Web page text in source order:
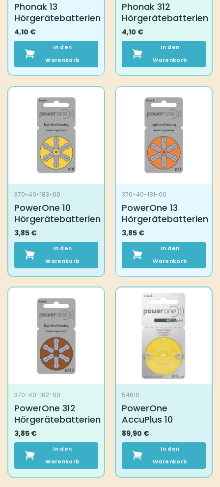
Phonak 13
Hörgerätebatterien
4,10 €
In den
Warenkorb
Phonak 312
Hörgerätebatterien
4,10 €
In den
Warenkorb
370-40-183-00
PowerOne 10
Hörgerätebatterien
3,85 €
In den
Warenkorb
370-40-181-00
PowerOne 13
Hörgerätebatterien
3,85 €
In den
Warenkorb
370-40-182-00
PowerOne 312
Hörgerätebatterien
3,85 €
In den
Warenkorb
54610
PowerOne
AccuPlus 10
89,90 €
In den
Warenkorb